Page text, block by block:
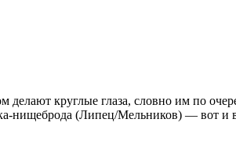
круглые глаза, словно им по
нищеброда (Липец/Мельников) — вот и